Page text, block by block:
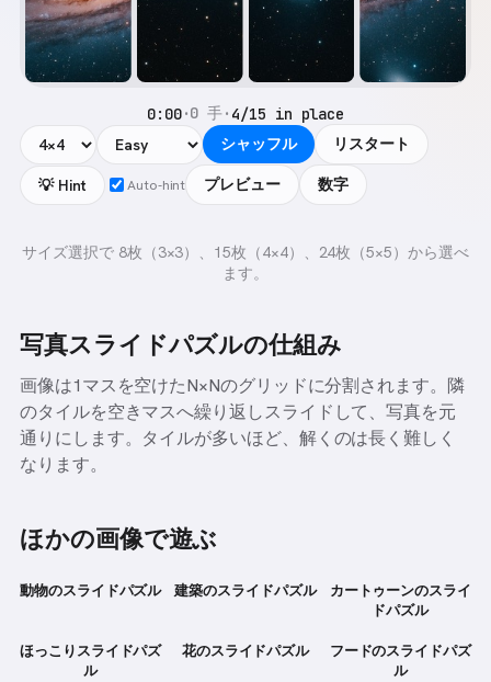
0:00·0 手· 4/15 in place
シャッフル
リスタート
💡 Hint Auto-hint プレビュー 数字
サイズ選択で 8枚（3×3）、15枚（4×4）、24枚（5×5）から選べ
ます。
写真スライドパズルの仕組み
画像は1マスを空けたN×Nのグリッドに分割されます。隣
のタイルを空きマスへ繰り返しスライドして、写真を元
通りにします。タイルが多いほど、解くのは長く難しく
なります。
ほかの画像で遊ぶ
動物のスライドパズル 建築のスライドパズル
カートゥーンのスライ
ドパズル
ほっこりスライドパズ
ル
花のスライドパズル
フードのスライドパズ
ル